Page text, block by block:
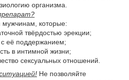
организма.
мужчинам, которые:
твёрдостью эрекции;
её поддержанием;
в интимной жизни;
сексуальных отношений.
Не позволяйте